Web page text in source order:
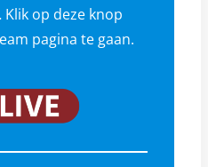
op deze knop
pagina te gaan.